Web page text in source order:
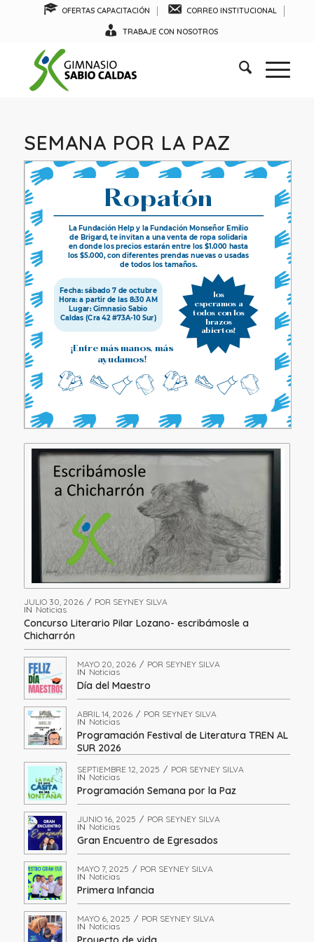
OFERTAS CAPACITACIÓN CORREO INSTITUCIONAL
TRABAJE CON NOSOTROS
SEMANA POR LA PAZ
JULIO 30, 2026 / POR SEYNEY SILVA
IN Noticias
Concurso Literario Pilar Lozano- escribámosle a
Chicharrón
MAYO 20, 2026 / POR SEYNEY SILVA
IN Noticias
Día del Maestro
ABRIL 14, 2026 / POR SEYNEY SILVA
IN Noticias
Programación Festival de Literatura TREN AL
SUR 2026
SEPTIEMBRE 12, 2025 / POR SEYNEY SILVA
IN Noticias
Programación Semana por la Paz
JUNIO 16, 2025 / POR SEYNEY SILVA
IN Noticias
Gran Encuentro de Egresados
MAYO 7, 2025 / POR SEYNEY SILVA
IN Noticias
Primera Infancia
MAYO 6, 2025 / POR SEYNEY SILVA
IN Noticias